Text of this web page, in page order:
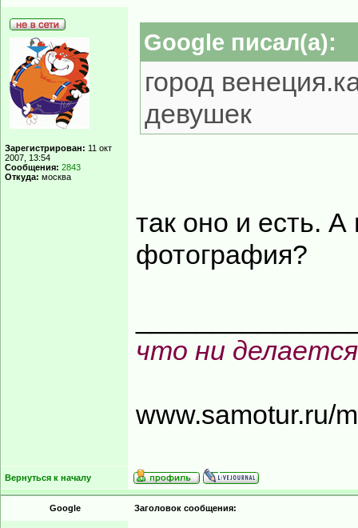
Зарегистрирован: 11 окт
2007, 13:54
Сообщения: 2843
Откуда: москва
Google писал(а):
город
девушек
так оно и есть.
фотография?
что ни
www.samotur.ru/
Вернуться к началу
Google Заголовок сообщения: